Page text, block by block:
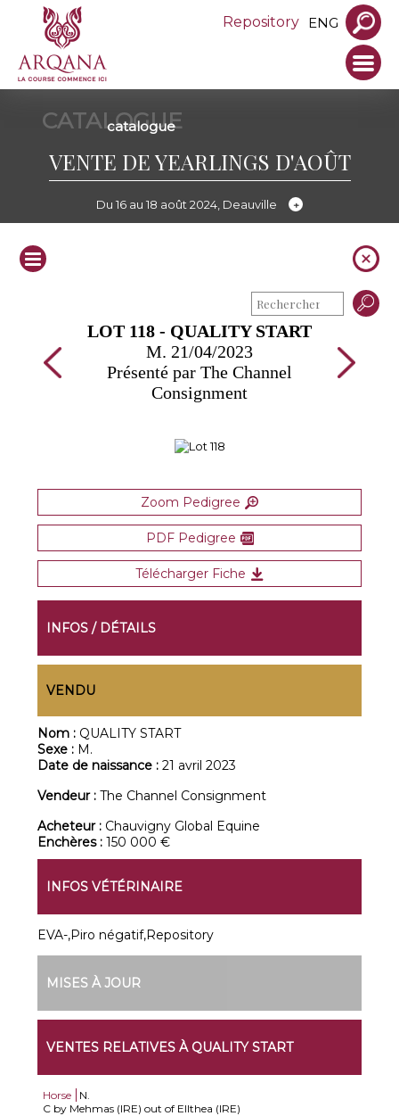
Repository ENG
CATALOGUE
catalogue
VENTE DE YEARLINGS D'AOÛT
Du 16 au 18 août 2024, Deauville
LOT 118 - QUALITY START
M. 21/04/2023
Présenté par The Channel
Consignment
Zoom Pedigree
PDF Pedigree
Télécharger Fiche
INFOS / DÉTAILS
VENDU
Nom : QUALITY START
Sexe : M.
Date de naissance :21 avril 2023
Vendeur :The Channel Consignment
Acheteur : Chauvigny Global Equine
Enchères :150 000 €
INFOS VÉTÉRINAIRE
EVA-,Piro négatif,Repository
MISES À JOUR
VENTES RELATIVES À QUALITY START
Horse
N.
C by Mehmas (IRE) out of Ellthea (IRE)